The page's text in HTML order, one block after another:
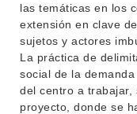
DEPARTAMENTOS
ENSEÑANZA
INVESTIGACIÓN
BEDELÍA
EVA FCS
OFERTA DE GRADO
POSGRADOS
las temáticas en los
extensión en clave
sujetos y actores
La práctica de
social de la
del centro a
proyecto, donde se